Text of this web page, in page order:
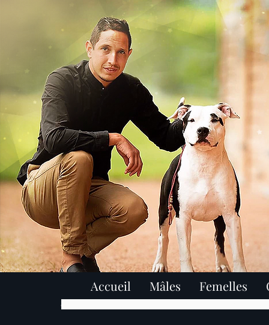
Accueil Mâles Femelles
élevage american staffordshire terrier paris ile de